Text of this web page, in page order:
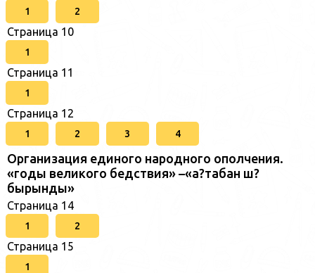
1 2
Страница 10
1
Страница 11
1
Страница 12
1 2 3 4
Организация единого народного ополчения.
«годы великого бедствия» –«а?табан ш?
бырынды»
Страница 14
1 2
Страница 15
1